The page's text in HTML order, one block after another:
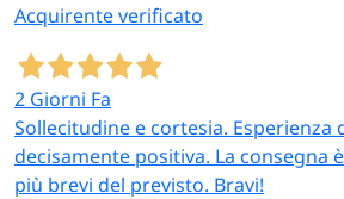
Acquirente verificato
2 Giorni Fa
Sollecitudine e cortesia. Esperienza
decisamente positiva. La consegna
più brevi del previsto. Bravi!